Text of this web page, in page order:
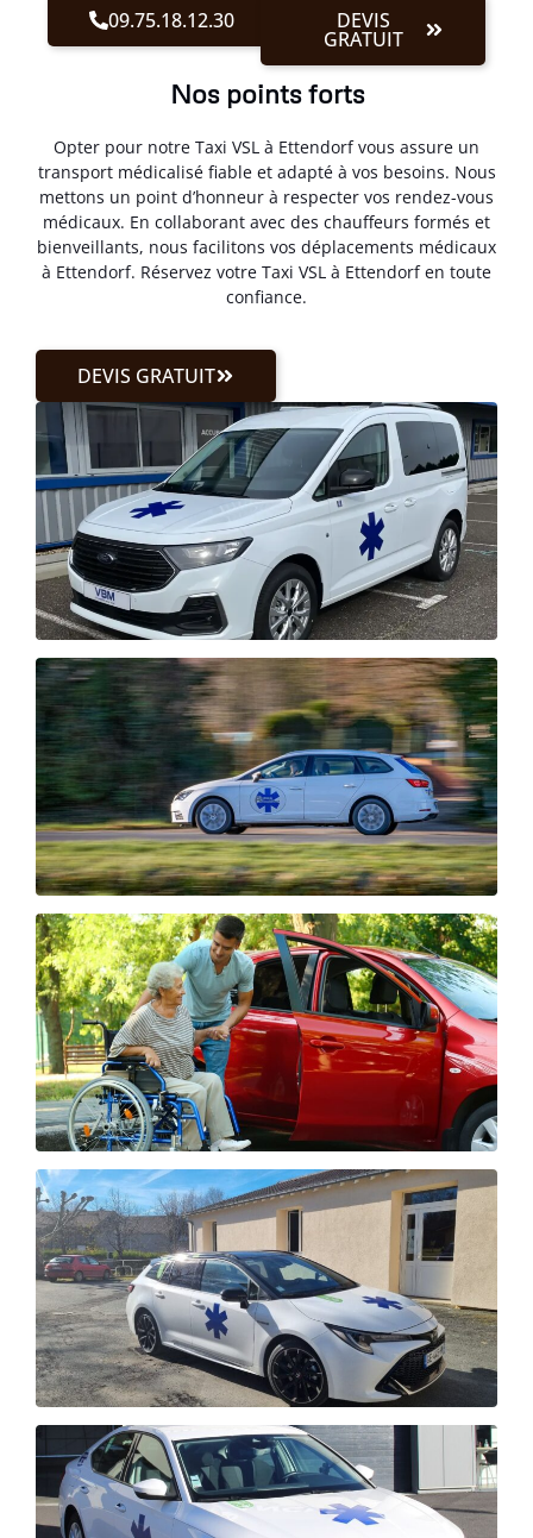
09.75.18.12.30 DEVIS
GRATUIT
Nos points forts
Opter pour notre Taxi VSL à Ettendorf vous assure un
transport médicalisé fiable et adapté à vos besoins. Nous
mettons un point d’honneur à respecter vos rendez-vous
médicaux. En collaborant avec des chauffeurs formés et
bienveillants, nous facilitons vos déplacements médicaux
à Ettendorf. Réservez votre Taxi VSL à Ettendorf en toute
confiance.
DEVIS GRATUIT